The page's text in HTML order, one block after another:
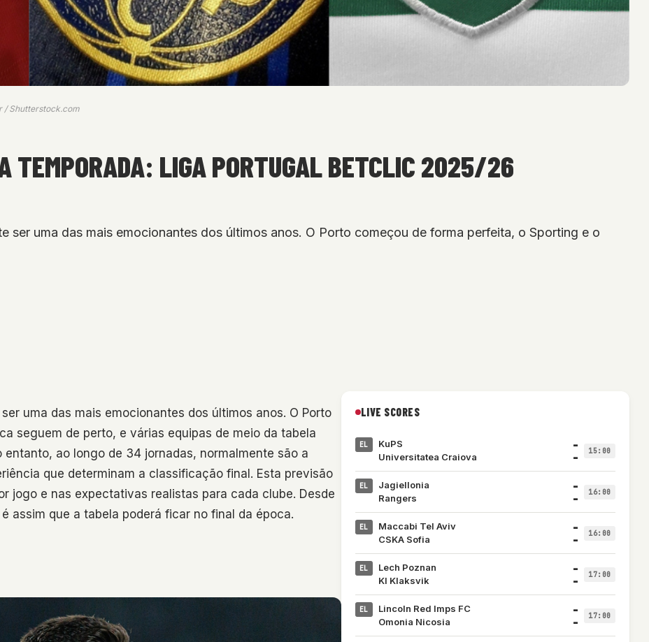
/ Shutterstock.com
TEMPORADA: LIGA PORTUGAL BETCLIC 2025/26
uma das mais emocionantes dos últimos anos. O Porto começou de forma perfeita, o Sporting e o
uma das mais emocionantes dos últimos anos. O Porto
seguem de perto, e várias equipas de meio da tabela
ao longo de 34 jornadas, normalmente são a
que determinam a classificação final. Esta previsão
jogo e nas expectativas realistas para cada clube. Desde
assim que a tabela poderá ficar no final da época.
LIVE SCORES
EL
KuPS
Universitatea Craiova
–
–
15:00
EL
Jagiellonia
Rangers
–
–
16:00
EL
Maccabi Tel Aviv
CSKA Sofia
–
–
16:00
EL
Lech Poznan
KI Klaksvik
–
–
17:00
EL
Lincoln Red Imps FC
Omonia Nicosia
–
–
17:00